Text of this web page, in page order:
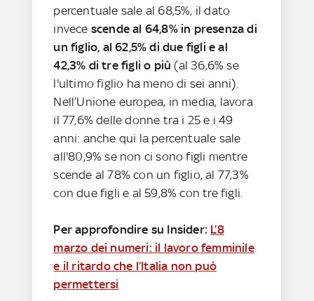
percentuale sale al 68,5%, il dato
invece scende al 64,8% in presenza di
un figlio, al 62,5% di due figli e al
42,3% di tre figli o più (al 36,6% se
l'ultimo figlio ha meno di sei anni).
Nell’Unione europea, in media, lavora
il 77,6% delle donne tra i 25 e i 49
anni: anche qui la percentuale sale
all'80,9% se non ci sono figli mentre
scende al 78% con un figlio, al 77,3%
con due figli e al 59,8% con tre figli.
Per approfondire su Insider: L’8
marzo dei numeri: il lavoro femminile
e il ritardo che l’Italia non può
permettersi